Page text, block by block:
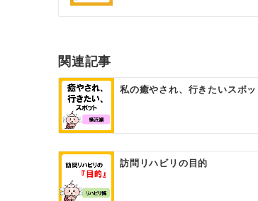
ナ
ゲ
ー
シ
ョ
ン
関連記事
私の癒やされ、行きたいスポッ
訪問リハビリの目的